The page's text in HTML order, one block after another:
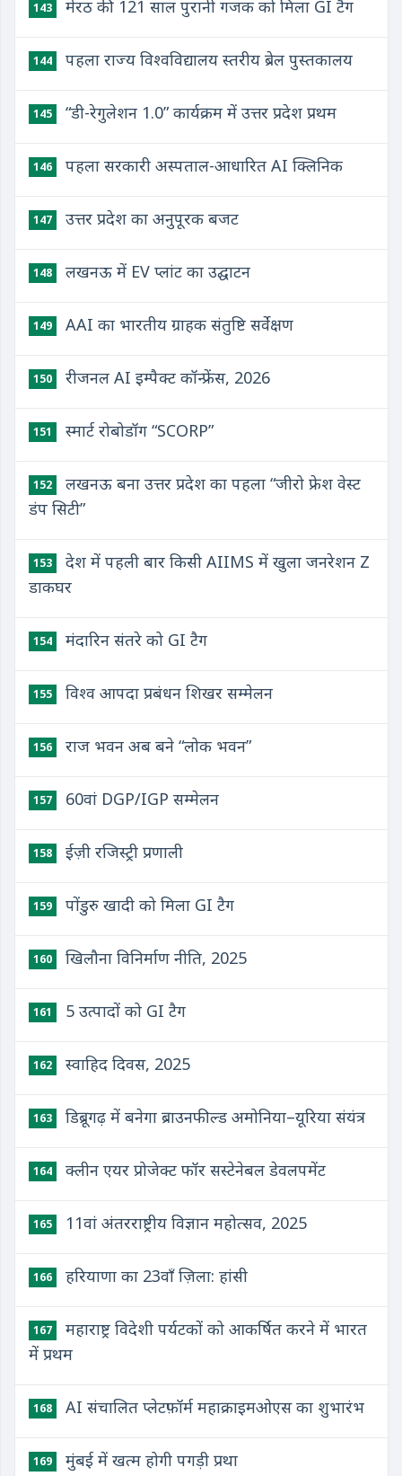
143 मेरठ की 121 साल पुरानी गजक को मिला GI टैग
144 पहला राज्य विश्वविद्यालय स्तरीय ब्रेल पुस्तकालय
145 “डी-रेगुलेशन 1.0” कार्यक्रम में उत्तर प्रदेश प्रथम
146 पहला सरकारी अस्पताल-आधारित AI क्लिनिक
147 उत्तर प्रदेश का अनुपूरक बजट
148 लखनऊ में EV प्लांट का उद्घाटन
149 AAI का भारतीय ग्राहक संतुष्टि सर्वेक्षण
150 रीजनल AI इम्पैक्ट कॉन्फ्रेंस, 2026
151 स्मार्ट रोबोडॉग “SCORP”
152
लखनऊ बना उत्तर प्रदेश का पहला “जीरो फ्रेश वेस्ट
डंप सिटी”
153
देश में पहली बार किसी AIIMS में खुला जनरेशन Z
डाकघर
154 मंदारिन संतरे को GI टैग
155 विश्व आपदा प्रबंधन शिखर सम्मेलन
156 राज भवन अब बने “लोक भवन”
157 60वां DGP/IGP सम्मेलन
158 ईज़ी रजिस्ट्री प्रणाली
159 पोंडुरु खादी को मिला GI टैग
160 खिलौना विनिर्माण नीति, 2025
161 5 उत्पादों को GI टैग
162 स्वाहिद दिवस, 2025
163 डिब्रूगढ़ में बनेगा ब्राउनफील्ड अमोनिया–यूरिया संयंत्र
164 क्लीन एयर प्रोजेक्ट फॉर सस्टेनेबल डेवलपमेंट
165 11वां अंतरराष्ट्रीय विज्ञान महोत्सव, 2025
166 हरियाणा का 23वाँ ज़िला: हांसी
167
महाराष्ट्र विदेशी पर्यटकों को आकर्षित करने में भारत
में प्रथम
168 AI संचालित प्लेटफ़ॉर्म महाक्राइमओएस का शुभारंभ
169 मुंबई में खत्म होगी पगड़ी प्रथा